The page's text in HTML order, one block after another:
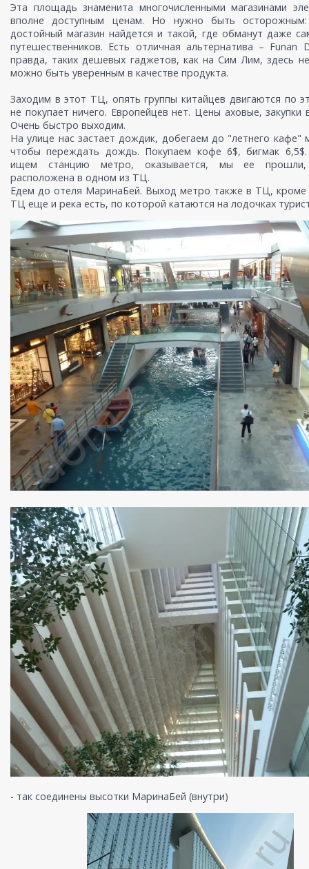
Эта площадь знаменита многочисленными магазинами
вполне доступным ценам. Но нужно быть
достойный магазин найдется и такой, где обманут даже
путешественников. Есть отличная альтернатива – Funan
правда, таких дешевых гаджетов, как на Сим Лим, здесь
можно быть уверенным в качестве продукта.
Заходим в этот ТЦ, опять группы китайцев двигаются по
не покупает ничего. Европейцев нет. Цены аховые,
Очень быстро выходим.
На улице нас застает дождик, добегаем до "летнего кафе"
чтобы переждать дождь. Покупаем кофе 6$, бигмак 6,5$.
ищем станцию метро, оказывается, мы ее
расположена в одном из ТЦ.
Едем до отеля МаринаБей. Выход метро также в ТЦ, кроме
ТЦ еще и река есть, по которой катаются на лодочках
- так соединены высотки МаринаБей (внутри)